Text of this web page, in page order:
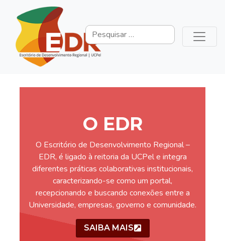
O EDR
O Escritório de Desenvolvimento Regional –
EDR, é ligado à reitoria da UCPel e integra
diferentes práticas colaborativas institucionais,
caracterizando-se como um portal,
recepcionando e buscando conexões entre a
Universidade, empresas, governo e comunidade.
SAIBA MAIS